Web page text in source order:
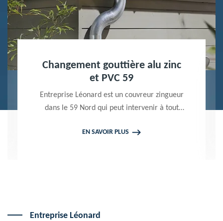
Nettoyage terrasse et pavé 59
Peintre professionnel dans le 59 Nord,
Entreprise Léonard utilise des produits de
pavé. Propose un devis gratuit qui ne vous
EN SAVOIR PLUS
Entreprise Léonard